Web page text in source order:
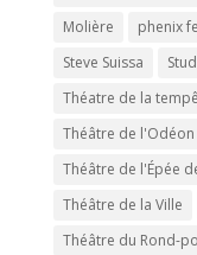
Molière
phenix
Steve Suissa
Théatre de la
Théâtre de l'Odéon
Théâtre de l'Épée
Théâtre de la Ville
Théâtre du Rond-